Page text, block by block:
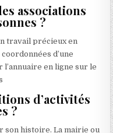
associations
?
travail précieux en
d’une
en ligne sur le
d’activités
?
son histoire. La mairie ou